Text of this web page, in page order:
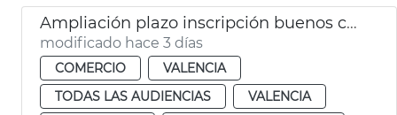
Ampliación plazo inscripción buenos comercio VLC
modificado hace 3 días
COMERCIO
VALENCIA
TODAS LAS AUDIENCIAS
VALENCIA